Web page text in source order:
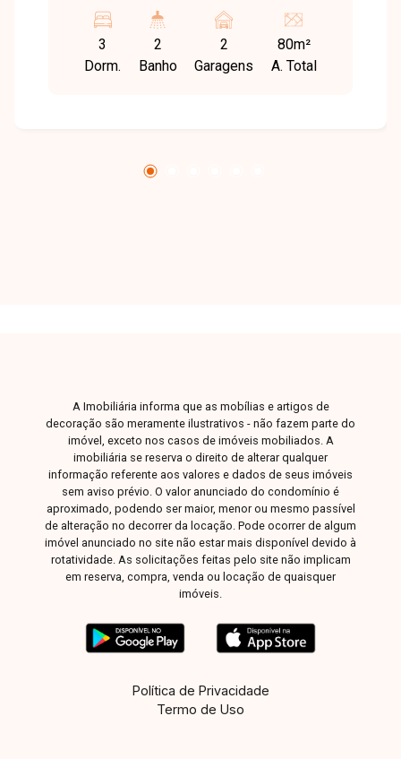
Condomínio com elevador, área de lazer com
churrasqueira, forno e salão de festas,
condomínio aproximadamente R$300,00 incluso
3
Dorm.
2
Banho
2
Garagens
80m²
A. Total
A Imobiliária informa que as mobílias e artigos de
decoração são meramente ilustrativos - não fazem parte do
imóvel, exceto nos casos de imóveis mobiliados. A
imobiliária se reserva o direito de alterar qualquer
informação referente aos valores e dados de seus imóveis
sem aviso prévio. O valor anunciado do condomínio é
aproximado, podendo ser maior, menor ou mesmo passível
de alteração no decorrer da locação. Pode ocorrer de algum
imóvel anunciado no site não estar mais disponível devido à
rotatividade. As solicitações feitas pelo site não implicam
em reserva, compra, venda ou locação de quaisquer
imóveis.
Política de Privacidade
Termo de Uso